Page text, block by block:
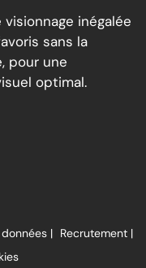
inégalée
sans la
pour une
optimal.
| Recrutement |